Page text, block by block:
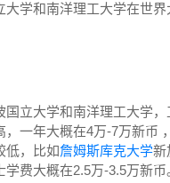
学和南洋理工大学在世
立大学和南洋理工大学
一年大概在4万-7万新币
低，比如詹姆斯库克大学新
费大概在2.5万-3.5万新币